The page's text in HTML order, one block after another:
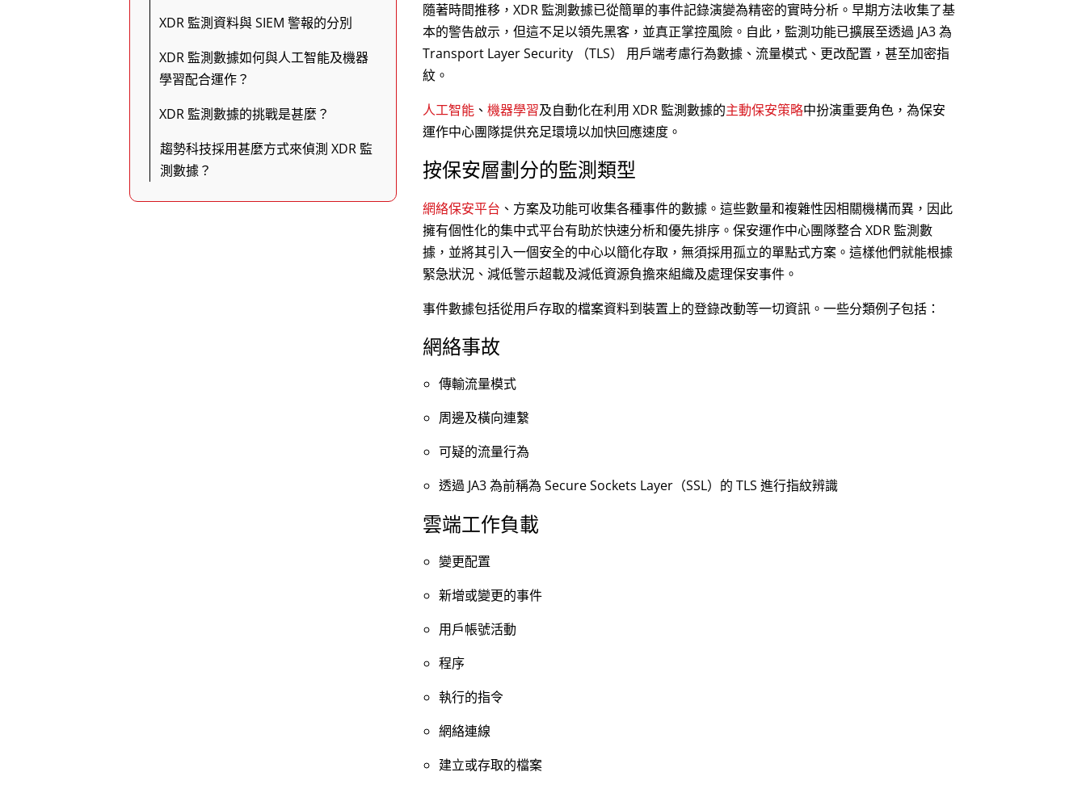
XDR 監測資料與 SIEM 警報的分別
XDR 監測數據如何與人工智能及機器
學習配合運作？
XDR 監測數據的挑戰是甚麼？
趨勢科技採用甚麼方式來偵測 XDR 監
測數據？
隨著時間推移，XDR 監測數據已從簡單的事件記錄演變為精密的實時分析。早期方法收集了基
本的警告啟示，但這不足以領先黑客，並真正掌控風險。自此，監測功能已擴展至透過 JA3 為
Transport Layer Security （TLS） 用戶端考慮行為數據、流量模式、更改配置，甚至加密指
紋。
人工智能、 機器學習及自動化在利用 XDR 監測數據的主動保安策略中扮演重要角色，為保安
運作中心團隊提供充足環境以加快回應速度。
按保安層劃分的監測類型
網絡保安平台 、方案及功能可收集各種事件的數據。這些數量和複雜性因相關機構而異，因此
擁有個性化的集中式平台有助於快速分析和優先排序。保安運作中心團隊整合 XDR 監測數
據，並將其引入一個安全的中心以簡化存取，無須採用孤立的單點式方案。這樣他們就能根據
緊急狀況、減低警示超載及減低資源負擔來組織及處理保安事件。
事件數據包括從用戶存取的檔案資料到裝置上的登錄改動等一切資訊。一些分類例子包括：
網絡事故
傳輸流量模式
周邊及橫向連繫
可疑的流量行為
透過 JA3 為前稱為 Secure Sockets Layer（SSL）的 TLS 進行指紋辨識
雲端工作負載
變更配置
新增或變更的事件
用戶帳號活動
程序
執行的指令
網絡連線
建立或存取的檔案